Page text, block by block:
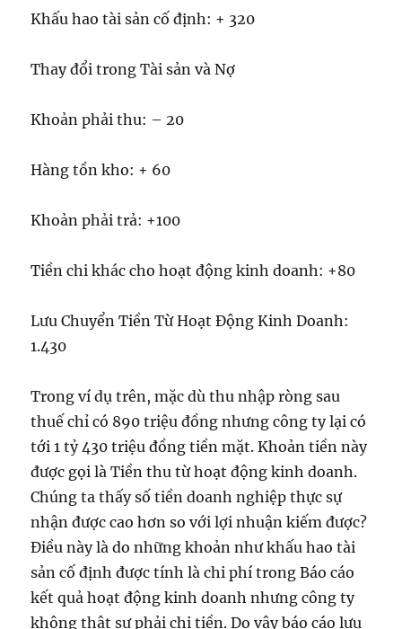
Khấu hao tài sản cố định: + 320
Thay đổi trong Tài sản và Nợ
Khoản phải thu: – 20
Hàng tồn kho: + 60
Khoản phải trả: +100
Tiền chi khác cho hoạt động kinh doanh: +80
Lưu Chuyển Tiền Từ Hoạt Động Kinh Doanh:
1.430
Trong ví dụ trên, mặc dù thu nhập ròng sau
thuế chỉ có 890 triệu đồng nhưng công ty lại có
tới 1 tỷ 430 triệu đồng tiền mặt. Khoản tiền này
được gọi là Tiền thu từ hoạt động kinh doanh.
Chúng ta thấy số tiền doanh nghiệp thực sự
nhận được cao hơn so với lợi nhuận kiếm được?
Điều này là do những khoản như khấu hao tài
sản cố định được tính là chi phí trong Báo cáo
kết quả hoạt động kinh doanh nhưng công ty
không thật sự phải chi tiền. Do vậy báo cáo lưu